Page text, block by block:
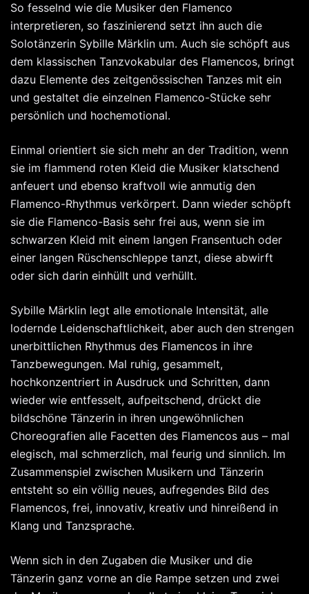
So fesselnd wie die Musiker den Flamenco
interpretieren, so faszinierend setzt ihn auch die
Solotänzerin Sybille Märklin um. Auch sie schöpft aus
dem klassischen Tanzvokabular des Flamencos, bringt
dazu Elemente des zeitgenössischen Tanzes mit ein
und gestaltet die einzelnen Flamenco-Stücke sehr
persönlich und hochemotional.
Einmal orientiert sie sich mehr an der Tradition, wenn
sie im flammend roten Kleid die Musiker klatschend
anfeuert und ebenso kraftvoll wie anmutig den
Flamenco-Rhythmus verkörpert. Dann wieder schöpft
sie die Flamenco-Basis sehr frei aus, wenn sie im
schwarzen Kleid mit einem langen Fransentuch oder
einer langen Rüschenschleppe tanzt, diese abwirft
oder sich darin einhüllt und verhüllt.
Sybille Märklin legt alle emotionale Intensität, alle
lodernde Leidenschaftlichkeit, aber auch den strengen
unerbittlichen Rhythmus des Flamencos in ihre
Tanzbewegungen. Mal ruhig, gesammelt,
hochkonzentriert in Ausdruck und Schritten, dann
wieder wie entfesselt, aufpeitschend, drückt die
bildschöne Tänzerin in ihren ungewöhnlichen
Choreografien alle Facetten des Flamencos aus – mal
elegisch, mal schmerzlich, mal feurig und sinnlich. Im
Zusammenspiel zwischen Musikern und Tänzerin
entsteht so ein völlig neues, aufregendes Bild des
Flamencos, frei, innovativ, kreativ und hinreißend in
Klang und Tanzsprache.
Wenn sich in den Zugaben die Musiker und die
Tänzerin ganz vorne an die Rampe setzen und zwei